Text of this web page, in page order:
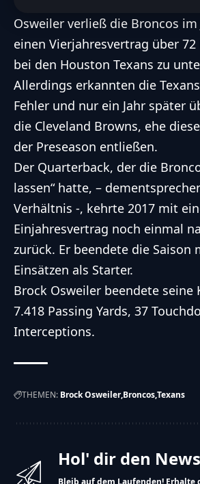
Osweiler verließ die Broncos im
einen Vierjahresvertrag über
bei den Houston Texans zu
Allerdings erkannten die
Fehler und nur ein Jahr später
die Cleveland Browns, ehe
der Preseason entließen.
Der Quarterback, der die
lassen“ hatte, –
Verhältnis -, kehrte 2017 mit
Einjahresvertrag noch einmal
zurück. Er beendete die Saison
Einsätzen als Starter.
Brock Osweiler beendete seine
7.418 Passing Yards, 37
Interceptions.
THEMEN: Brock Osweiler BroncosTexans
Hol' dir den